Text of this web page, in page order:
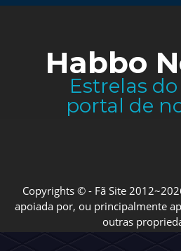
Habbo
Estrelas
portal de
Copyrights © - Fã Site
apoiada por, ou principalmente
outras